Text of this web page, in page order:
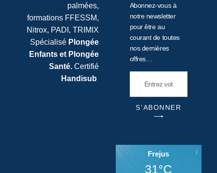
palmées,
formations FFESSM,
Nitrox, PADI, TRIMIX
Spécialisé Plongée
Enfants et Plongée
Santé.Certifié
Handisub
Abonnez-vous à
notre newsletter
pour être au
courant de toutes
nos dernières
offres…
S'ABONNER
⟶
Frejus
31°C